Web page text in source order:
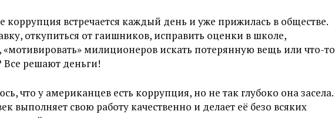
коррупция встречается каждый день и уже прижилась в обществе.
откупиться от гаишников, исправить оценки в школе,
«мотивировать» милиционеров искать потерянную вещь или что-то
Все решают деньги!
что у американцев есть коррупция, но не так глубоко она засела.
выполняет свою работу качественно и делает её безо всяких